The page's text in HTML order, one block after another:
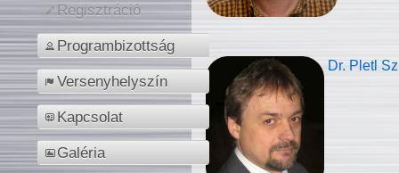
Regisztráció
Programbizottság
Versenyhelyszín
Kapcsolat
Galéria
Dr. Pletl